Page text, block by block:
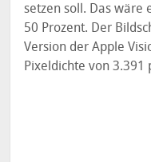
setzen soll. Das wäre
50 Prozent. Der
Version der Apple
Pixeldichte von 3.391